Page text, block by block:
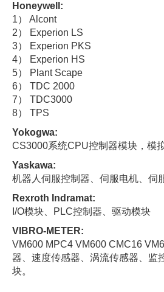
Honeywell:
1） Alcont
2） Experion LS
3） Experion PKS
4） Experion HS
5） Plant Scape
6） TDC 2000
7） TDC3000
8） TPS
Yokogwa:
CS3000系统CPU控制器模块，模
Yaskawa:
机器人伺服控制器、伺服电机、伺
Rexroth Indramat:
I/O模块、PLC控制器、驱动模块
VIBRO-METER:
VM600 MPC4 VM600 CMC16
器、速度传感器、涡流传感器、监
块。